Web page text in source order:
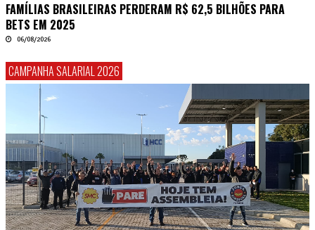
FAMÍLIAS BRASILEIRAS PERDERAM R$ 62,5 BILHÕES PARA
BETS EM 2025
06/08/2026
CAMPANHA SALARIAL 2026